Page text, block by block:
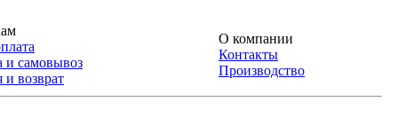
и самовывоз
и возврат
О компании
Контакты
Производство